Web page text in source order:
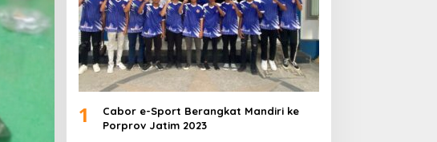
1
Cabor e-Sport Berangkat Mandiri ke
Porprov Jatim 2023